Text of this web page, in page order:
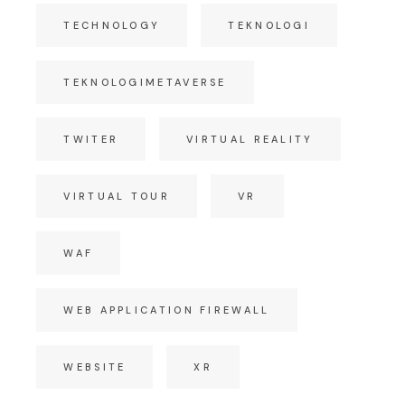
TECHNOLOGY TEKNOLOGI
TEKNOLOGIMETAVERSE
TWITER VIRTUAL REALITY
VIRTUAL TOUR VR
WAF
WEB APPLICATION FIREWALL
WEBSITE XR